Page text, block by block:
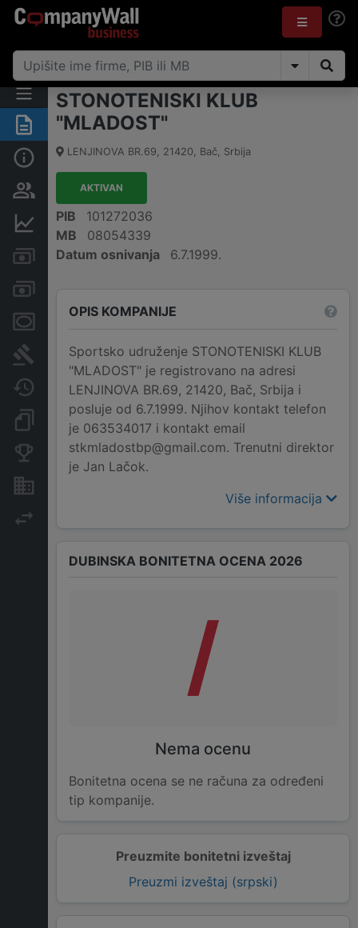
Rezime
Osnovni podaci
Vlasnička struktura
Finansijski podaci
Kreditni limit kompanije
Računi i blokade
Sudski sporovi
Javne nabavke
Dokumenti i objave
Konkurentske kompanije
STONOTENISKI KLUB
"MLADOST"
LENJINOVA BR.69, 21420, Bač, Srbija
AKTIVAN
PIB
101272036
MB
08054339
Datum osnivanja
6.7.1999.
OPIS KOMPANIJE
Sportsko udruženje STONOTENISKI KLUB
"MLADOST" je registrovano na adresi
LENJINOVA BR.69, 21420, Bač, Srbija i
posluje od 6.7.1999. Njihov kontakt telefon
je 063534017 i kontakt email
stkmladostbp@gmail.com. Trenutni direktor
je Jan Lačok.
Više informacija
Preuzmite bonitetni izveštaj
Preuzmi izveštaj (srpski)
DUBINSKA BONITETNA OCENA 2026
/
Nema ocenu
Bonitetna ocena se ne računa za određeni
tip kompanije.